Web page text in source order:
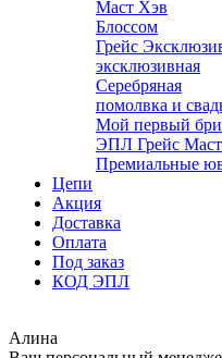
Маст Хэв
Блоссом
Грейс
эксклюзивная
Серебряная
помолвка и
Мой первый
ЭПЛ Грейс
Премиальные
Цепи
Акция
Доставка
Оплата
Под заказ
КОД ЭПЛ
Алина